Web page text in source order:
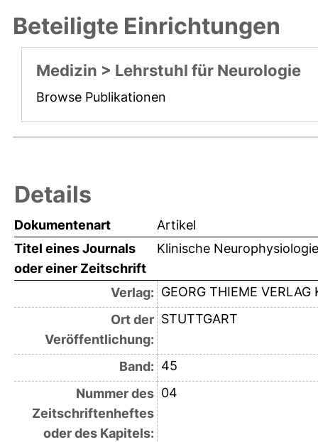
Beteiligte Einrichtungen
Medizin > Lehrstuhl für Neurologie
Browse Publikationen
Details
Dokumentenart
Artikel
Titel eines Journals
oder einer Zeitschrift
Klinische Neurophysiologie
Verlag: GEORG THIEME VERLAG
Ort der
Veröffentlichung:
STUTTGART
Band: 45
Nummer des
Zeitschriftenheftes
oder des Kapitels:
04